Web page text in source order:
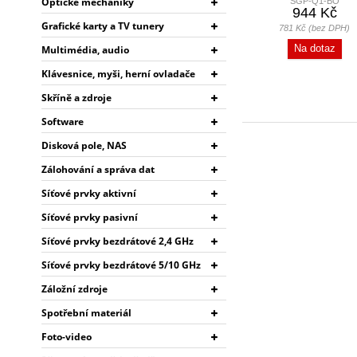
TELEFON,...
944 Kč
781 Kč (bez DPH)
Na dotaz
Grafické karty a TV tunery
Multimédia, audio
Klávesnice, myši, herní ovladače
Skříně a zdroje
Software
Disková pole, NAS
Zálohování a správa dat
Síťové prvky aktivní
Síťové prvky pasivní
Síťové prvky bezdrátové 2,4 GHz
Síťové prvky bezdrátové 5/10 GHz
Záložní zdroje
Spotřební materiál
Foto-video